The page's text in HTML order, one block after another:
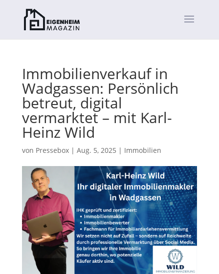
Immobilienverkauf in
Wadgassen: Persönlich
betreut, digital
vermarktet – mit Karl-
Heinz Wild
von Pressebox| Aug. 5, 2025 | Immobilien